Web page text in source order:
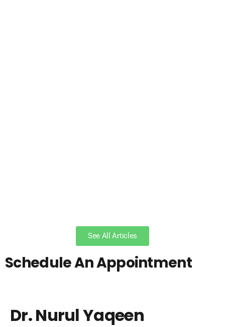
See All Articles
Schedule An Appointment
Dr. Nurul Yaqeen